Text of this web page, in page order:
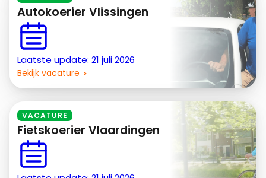
Autokoerier Vlissingen
Laatste update: 21 juli 2026
Bekijk vacature
VACATURE
Fietskoerier Vlaardingen